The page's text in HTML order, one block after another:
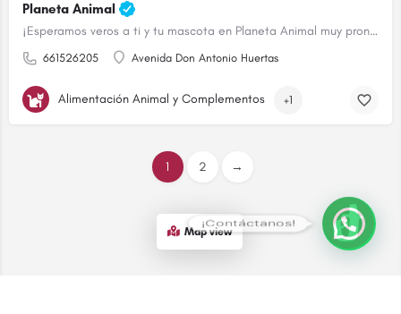
Planeta Animal
¡Esperamos veros a ti y tu mascota en Planeta Animal muy pronto!
661526205 Avenida Don Antonio Huertas
Alimentación Animal y Complementos +1
1 2 →
Map view
¡Contáctanos!